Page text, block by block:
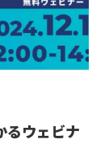
るウェビナ